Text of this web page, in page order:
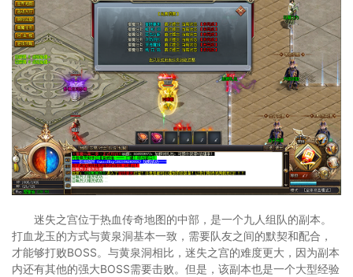
迷失之宫位于热血传奇地图的中部，是一个九人组队的副本。
打血龙玉的方式与黄泉洞基本一致，需要队友之间的默契和配合，
才能够打败BOSS。与黄泉洞相比，迷失之宫的难度更大，因为副本
内还有其他的强大BOSS需要击败。但是，该副本也是一个大型经验